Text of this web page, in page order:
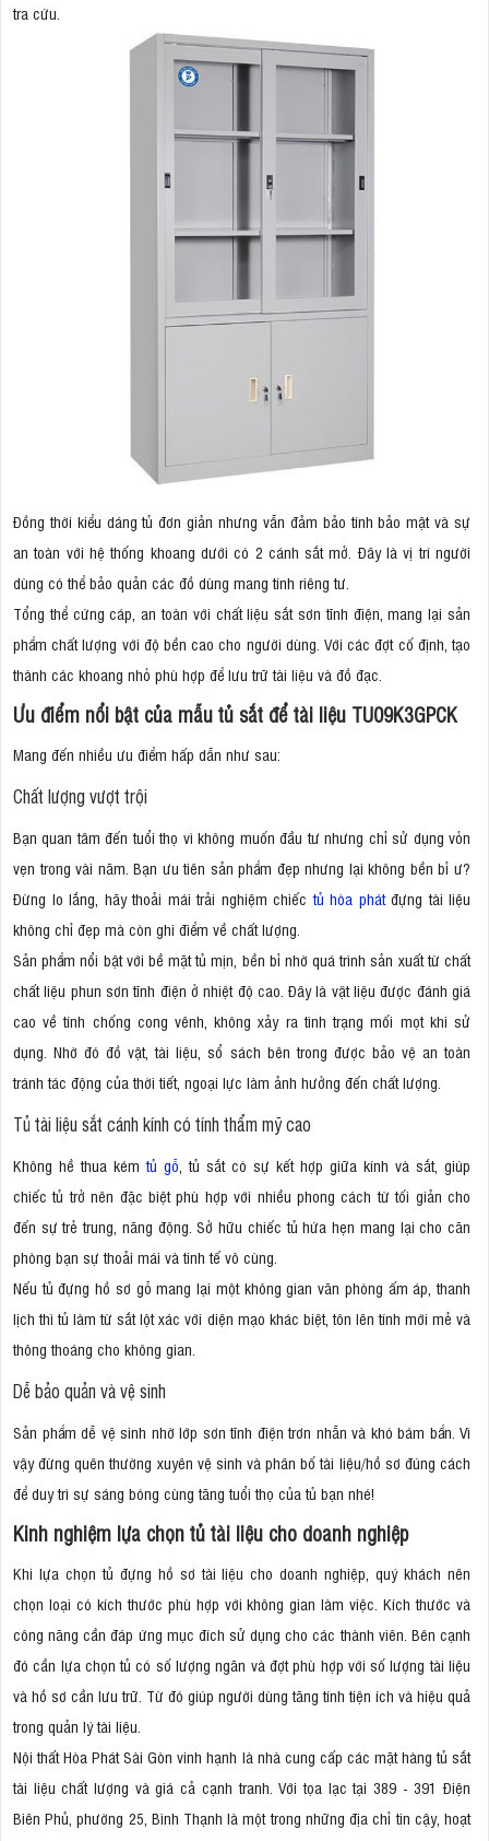
tra cứu.
Đồng thời kiểu dáng tủ đơn giản nhưng vẫn đảm bảo tính bảo mật và sự
an toàn với hệ thống khoang dưới có 2 cánh sắt mở. Đây là vị trí người
dùng có thể bảo quản các đồ dùng mang tính riêng tư.
Tổng thể cứng cáp, an toàn với chất liệu sắt sơn tĩnh điện, mang lại sản
phẩm chất lượng với độ bền cao cho người dùng. Với các đợt cố định, tạo
thành các khoang nhỏ phù hợp để lưu trữ tài liệu và đồ đạc.
Ưu điểm nổi bật của mẫu tủ sắt để tài liệu TU09K3GPCK
Mang đến nhiều ưu điểm hấp dẫn như sau:
Chất lượng vượt trội
Bạn quan tâm đến tuổi thọ vì không muốn đầu tư nhưng chỉ sử dụng vỏn
vẹn trong vài năm. Bạn ưu tiên sản phẩm đẹp nhưng lại không bền bỉ ư?
Đừng lo lắng, hãy thoải mái trải nghiệm chiếctủ hòa phátđựng tài liệu
không chỉ đẹp mà còn ghi điểm về chất lượng.
Sản phẩm nổi bật với bề mặt tủ mịn, bền bỉ nhờ quá trình sản xuất từ chất
chất liệu phun sơn tĩnh điện ở nhiệt độ cao. Đây là vật liệu được đánh giá
cao về tính chống cong vênh, không xảy ra tình trạng mối mọt khi sử
dụng. Nhờ đó đồ vật, tài liệu, sổ sách bên trong được bảo vệ an toàn
tránh tác động của thời tiết, ngoại lực làm ảnh hưởng đến chất lượng.
Tủ tài liệu sắt cánh kính có tính thẩm mỹ cao
Không hề thua kémtủ gỗ , tủ sắt có sự kết hợp giữa kính và sắt, giúp
chiếc tủ trở nên đặc biệt phù hợp với nhiều phong cách từ tối giản cho
đến sự trẻ trung, năng động. Sở hữu chiếc tủ hứa hẹn mang lại cho căn
phòng bạn sự thoải mái và tinh tế vô cùng.
Nếu tủ đựng hồ sơ gỗ mang lại một không gian văn phòng ấm áp, thanh
lịch thì tủ làm từ sắt lột xác với diện mạo khác biệt, tôn lên tính mới mẻ và
thông thoáng cho không gian.
Dễ bảo quản và vệ sinh
Sản phẩm dễ vệ sinh nhờ lớp sơn tĩnh điện trơn nhẵn và khó bám bẩn. Vì
vậy đừng quên thường xuyên vệ sinh và phân bố tài liệu/hồ sơ đúng cách
để duy trì sự sáng bóng cùng tăng tuổi thọ của tủ bạn nhé!
Kinh nghiệm lựa chọn tủ tài liệu cho doanh nghiệp
Khi lựa chọn tủ đựng hồ sơ tài liệu cho doanh nghiệp, quý khách nên
chọn loại có kích thước phù hợp với không gian làm việc. Kích thước và
công năng cần đáp ứng mục đích sử dụng cho các thành viên. Bên cạnh
đó cần lựa chọn tủ có số lượng ngăn và đợt phù hợp với số lượng tài liệu
và hồ sơ cần lưu trữ. Từ đó giúp người dùng tăng tính tiện ích và hiệu quả
trong quản lý tài liệu.
Nội thất Hòa Phát Sài Gòn vinh hạnh là nhà cung cấp các mặt hàng tủ sắt
tài liệu chất lượng và giá cả cạnh tranh. Với tọa lạc tại 389 - 391 Điện
Biên Phủ, phường 25, Bình Thạnh là một trong những địa chỉ tin cậy, hoạt